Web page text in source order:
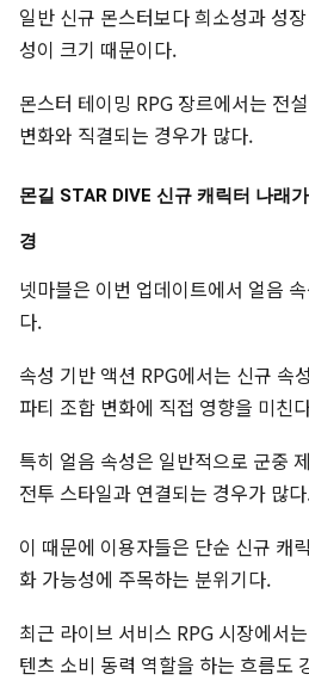
일반 신규 몬스터보다 희소성과 성
성이 크기 때문이다.
몬스터 테이밍 RPG 장르에서는 전
변화와 직결되는 경우가 많다.
몬길 STAR DIVE 신규 캐릭터 나래
경
넷마블은 이번 업데이트에서 얼음
다.
속성 기반 액션 RPG에서는 신규 속
파티 조합 변화에 직접 영향을 미친
특히 얼음 속성은 일반적으로 군중
전투 스타일과 연결되는 경우가 많
이 때문에 이용자들은 단순 신규 캐
화 가능성에 주목하는 분위기다.
최근 라이브 서비스 RPG 시장에서
텐츠 소비 동력 역할을 하는 흐름도